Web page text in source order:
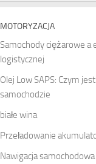
MOTORYZACJA
Samochody ciężarowe
logistycznej
Olej Low SAPS: Czym
samochodzie
białe wina
Przeładowanie
Nawigacja